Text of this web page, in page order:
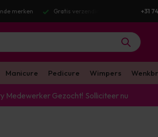
Voor 16:00 besteld? Dezelfde werkdag verstuurd
+31
Manicure Pedicure Wimpers
Medewerker Gezocht! Solliciteer nu